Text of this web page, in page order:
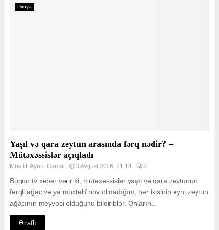
Dünya
Yaşıl və qara zeytun arasında fərq nədir? –
Mütəxəssislər açıqladı
Müəllif:Aynur Camal 3 Avqust 2026, 21:14 0
Bugun.tv xəbər verir ki, mütəxəssislər yaşıl və qara zeytunun
fərqli ağac və ya müxtəlif növ olmadığını, hər ikisinin eyni zeytun
ağacının meyvəsi olduğunu bildiriblər. Onların...
Ətraflı